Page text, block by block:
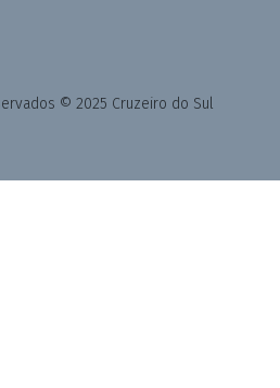
© 2025 Cruzeiro do Sul